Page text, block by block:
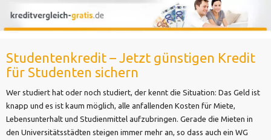
Studentenkredit – Jetzt günstigen Kredit
für Studenten sichern
Wer studiert hat oder noch studiert, der kennt die Situation: Das Geld ist
knapp und es ist kaum möglich, alle anfallenden Kosten für Miete,
Lebensunterhalt und Studienmittel aufzubringen. Gerade die Mieten in
den Universitätsstädten steigen immer mehr an, so dass auch ein WG